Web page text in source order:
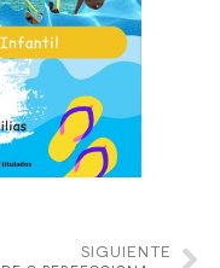
SIGUIENTE